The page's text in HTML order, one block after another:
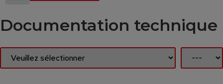
Documentation technique